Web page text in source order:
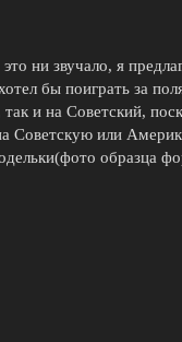
ни звучало, я
бы поиграть за
и на Советский,
Советскую или
образца